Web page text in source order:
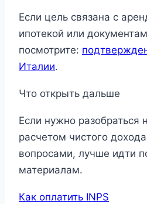
Если цель связана с
ипотекой или
посмотрите:
Италии.
Что открыть дальше
Если нужно разобраться
расчетом чистого
вопросами, лучше идти
материалам.
Как оплатить INPS